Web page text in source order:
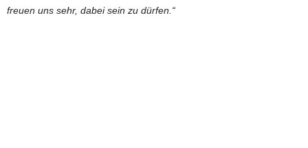
freuen uns sehr, dabei sein zu dürfen.“